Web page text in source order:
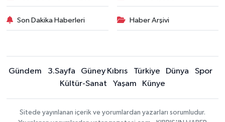
Son Dakika Haberleri Haber Arşivi
Gündem 3.Sayfa Güney Kıbrıs Türkiye Dünya
Spor
Kültür-Sanat
Yaşam Künye
Sitede yayınlanan içerik ve yorumlardan yazarları sorumludur.